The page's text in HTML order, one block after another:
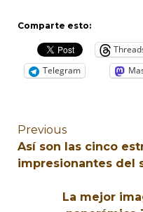
Comparte esto:
Telegram
Previous
Así son las cinco
impresionantes del
La mejor